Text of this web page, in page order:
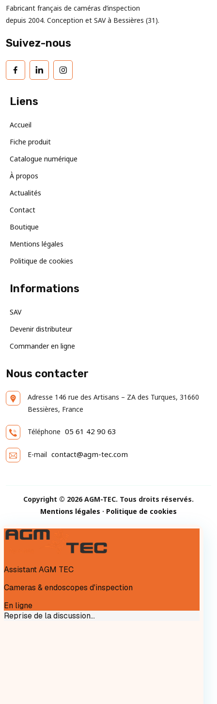
Fabricant français de caméras d’inspection
depuis 2004. Conception et SAV à Bessières (31).
Suivez-nous
FacebookLinkedIn
Liens
Accueil
Fiche produit
Catalogue numérique
À propos
Actualités
Contact
Boutique
Mentions légales
Politique de cookies
Informations
SAV
Devenir distributeur
Commander en ligne
Nous contacter
Adresse 146 rue des Artisans – ZA des Turques, 31660
Bessières, France
Téléphone 05 61 42 90 63
E-mail contact@agm-tec.com
Copyright © 2026 AGM-TEC. Tous droits réservés.
Mentions légales · Politique de cookies